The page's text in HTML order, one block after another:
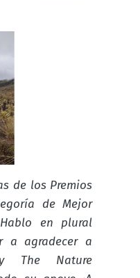
de los Premios
de Mejor
en plural
a agradecer a
y The Nature